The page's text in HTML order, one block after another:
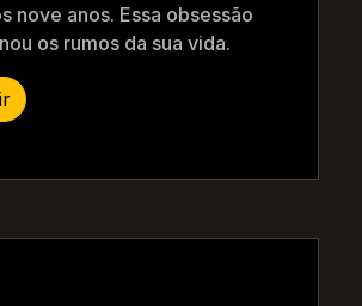
nove anos. Essa obsessão
os rumos da sua vida.